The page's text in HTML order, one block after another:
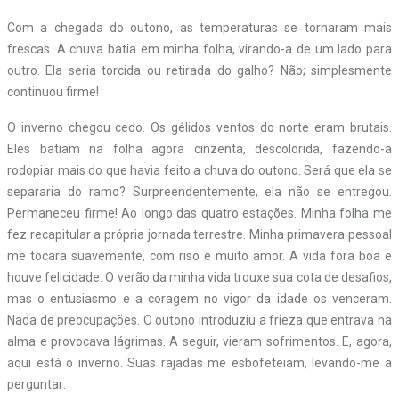
Com a chegada do outono, as temperaturas se tornaram mais
frescas. A chuva batia em minha folha, virando-a de um lado para
outro. Ela seria torcida ou retirada do galho? Não; simplesmente
continuou firme!
O inverno chegou cedo. Os gélidos ventos do norte eram brutais.
Eles batiam na folha agora cinzenta, descolorida, fazendo-a
rodopiar mais do que havia feito a chuva do outono. Será que ela se
separaria do ramo? Surpreendentemente, ela não se entregou.
Permaneceu firme! Ao longo das quatro estações. Minha folha me
fez recapitular a própria jornada terrestre. Minha primavera pessoal
me tocara suavemente, com riso e muito amor. A vida fora boa e
houve felicidade. O verão da minha vida trouxe sua cota de desafios,
mas o entusiasmo e a coragem no vigor da idade os venceram.
Nada de preocupações. O outono introduziu a frieza que entrava na
alma e provocava lágrimas. A seguir, vieram sofrimentos. E, agora,
aqui está o inverno. Suas rajadas me esbofeteiam, levando-me a
perguntar: